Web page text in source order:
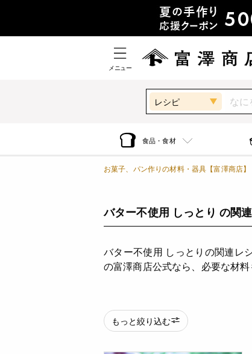
メニュー
レシピ
食品・食材
お菓子、パン作りの材料・器具【富澤商店】
バター不使用 しっとり の関
バター不使用 しっとりの関連レ
の富澤商店公式なら、必要な材
もっと絞り込む